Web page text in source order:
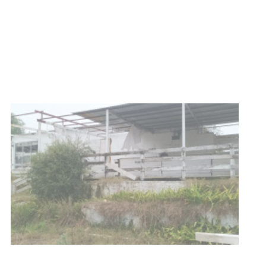
03-08-2026
NOTICIAS